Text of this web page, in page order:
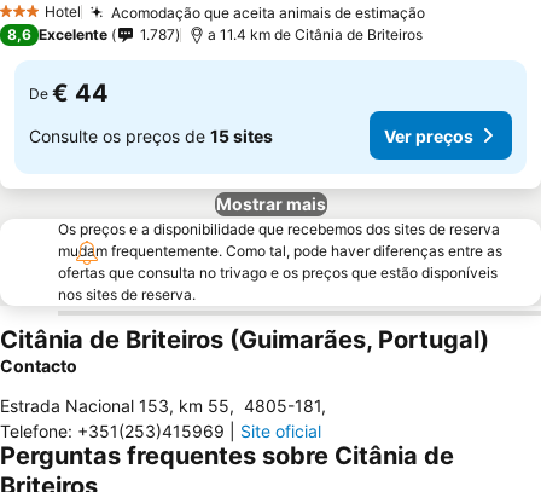
3 EstrelasHotel Acomodação que aceita animais de estimação
8,6 Excelente 1.787 a 11.4 km de Citânia de Briteiros
De € 44
Consulte os preços de 15 sites Ver preços
Mostrar mais
Os preços e a disponibilidade que recebemos dos sites de reserva
mudam frequentemente. Como tal, pode haver diferenças entre as
ofertas que consulta no trivago e os preços que estão disponíveis
nos sites de reserva.
Citânia de Briteiros (Guimarães, Portugal)
Contacto
Estrada Nacional 153, km 55, 4805-181,
Telefone: +351(253)415969 Site oficial
Perguntas frequentes sobre Citânia de
Briteiros